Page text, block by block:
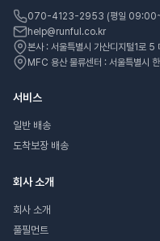
070-4123-2953 (평일
help@runful.co.kr
본사 : 서울특별시 가산디지털1로
MFC 용산 물류센터 : 서울특별시
서비스
일반 배송
도착보장 배송
회사 소개
회사 소개
풀필먼트